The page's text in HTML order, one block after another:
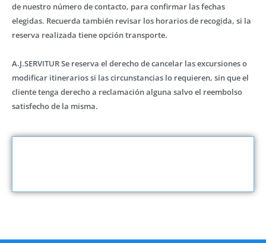
de nuestro número de contacto, para confirmar las fechas
elegidas. Recuerda también revisar los horarios de recogida, si la
reserva realizada tiene opción transporte.
A.J.SERVITUR Se reserva el derecho de cancelar las excursiones o
modificar itinerarios si las circunstancias lo requieren, sin que el
cliente tenga derecho a reclamación alguna salvo el reembolso
satisfecho de la misma.